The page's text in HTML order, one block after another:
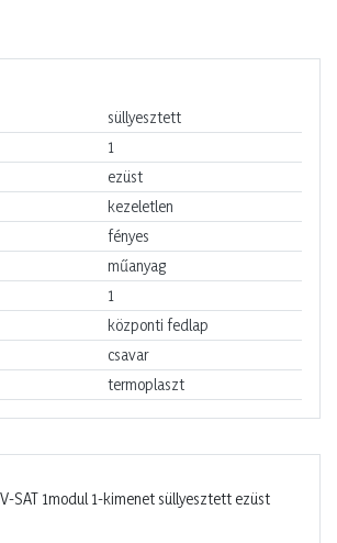
süllyesztett
1
ezüst
kezeletlen
fényes
műanyag
1
központi fedlap
csavar
termoplaszt
SAT 1modul 1-kimenet süllyesztett ezüst